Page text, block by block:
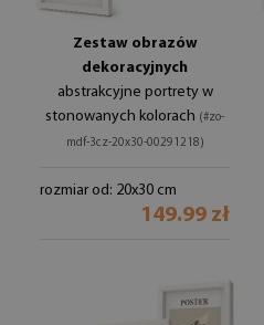
Zestaw obrazów
dekoracyjnych
abstrakcyjne portrety w
stonowanych kolorach (#zo-
mdf-3cz-20x30-00291218)
rozmiar od: 20x30 cm
149.99 zł